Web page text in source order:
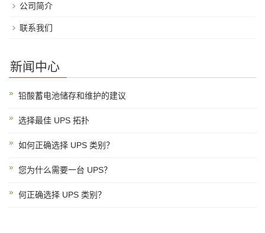
公司简介
联系我们
新闻中心
铅酸蓄电池储存和维护的建议
选择最佳 UPS 拓扑
如何正确选择 UPS 类别？
您为什么需要一台 UPS？
何正确选择 UPS 类别？